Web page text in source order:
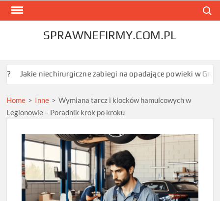
Skip
SPRAWNEFIRMY.COM.PL
zabiegi na opadające powieki w Grodzisku
Home > Inne > Wymiana tarcz i klocków hamulcowych w
Legionowie – Poradnik krok po kroku